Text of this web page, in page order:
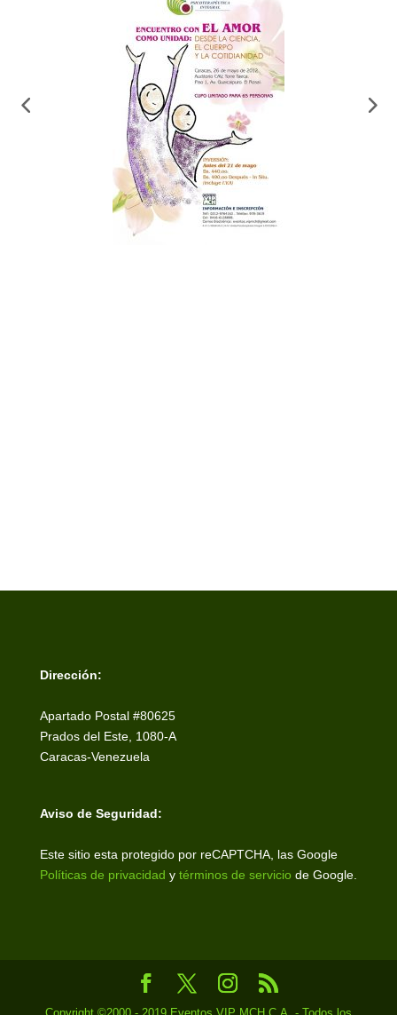
Dirección:
Apartado Postal #80625
Prados del Este, 1080-A
Caracas-Venezuela
Aviso de Seguridad:
Este sitio esta protegido por reCAPTCHA, las Google
Políticas de privacidad y términos de servicio de Google.